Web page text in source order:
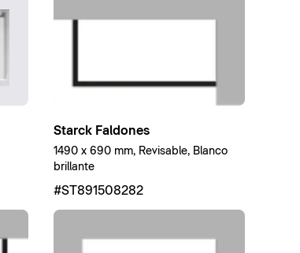
Starck Faldones
1490 x 690 mm, Revisable, Blanco
brillante
#ST891508282